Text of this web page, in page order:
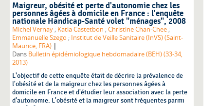
Maigreur, obésité et perte d'autonomie chez les
personnes âgées à domicile en France : l'enquête
nationale Handicap-Santé volet "ménages", 2008
Michel Vernay ; Katia Castetbon ;Christine Chan-Chee ;
Emmanuelle Szego ; Institut de Veille Sanitaire (InVS) (Saint-
Maurice, FRA) |
Dans Bulletin épidémiologique hebdomadaire (BEH) (33-34,
2013)
L'objectif de cette enquête était de décrire la prévalence de
l'obésité et de la maigreur chez les personnes âgées à
domicile en France et d'étudier leur association avec la perte
d'autonomie. L'obésité et la maigreur sont fréquentes parmi